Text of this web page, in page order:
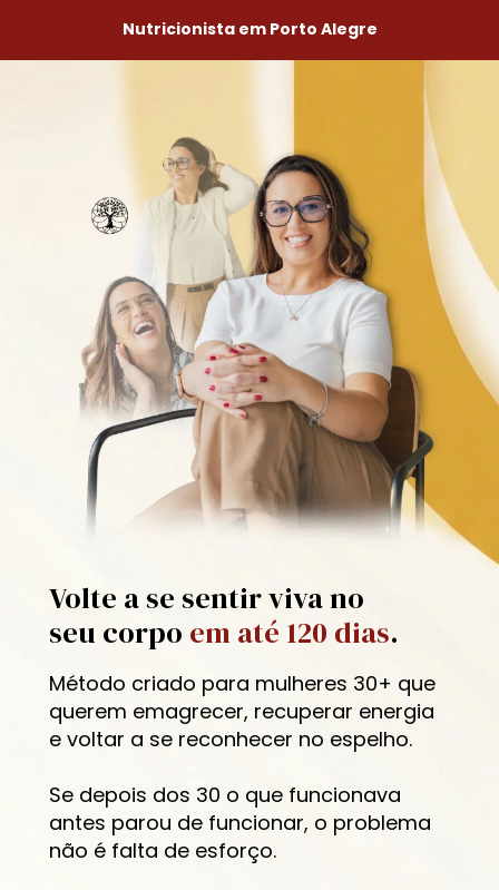
Nutricionista em Porto Alegre
Volte a se sentir viva no
seu corpo em até 120 dias.
Método criado para mulheres 30+ que
querem emagrecer, recuperar energia
e voltar a se reconhecer no espelho.
Se depois dos 30 o que funcionava
antes parou de funcionar, o problema
não é falta de esforço.